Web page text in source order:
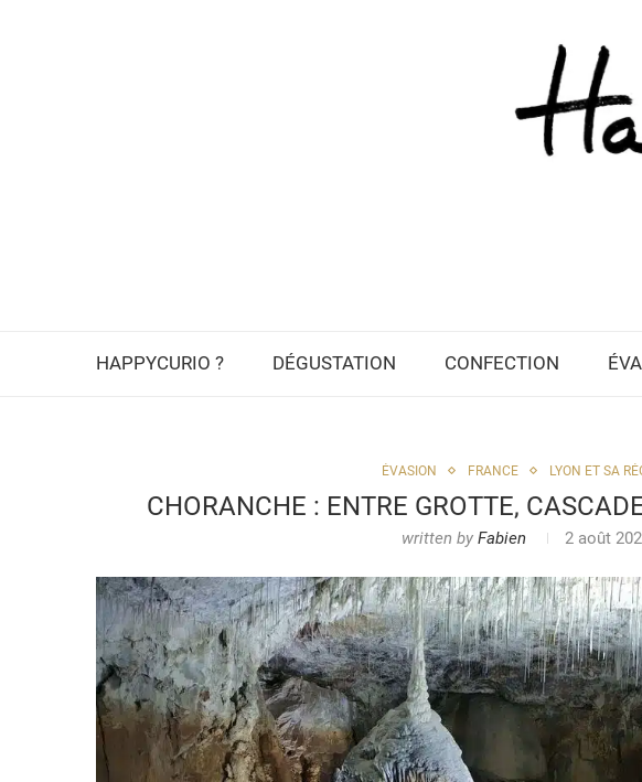
HAPPYCURIO ? DÉGUSTATION CONFECTION
ÉVASION FRANCE LYON ET SA
CHORANCHE : ENTRE GROTTE,
written by Fabien 2 août